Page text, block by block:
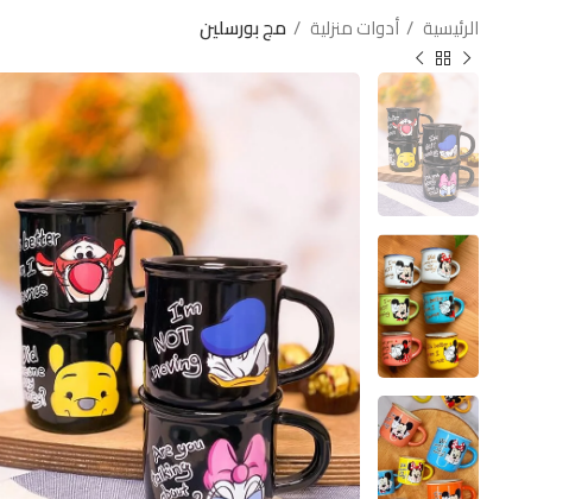
الرئيسية أدوات منزلية مج بورسلين